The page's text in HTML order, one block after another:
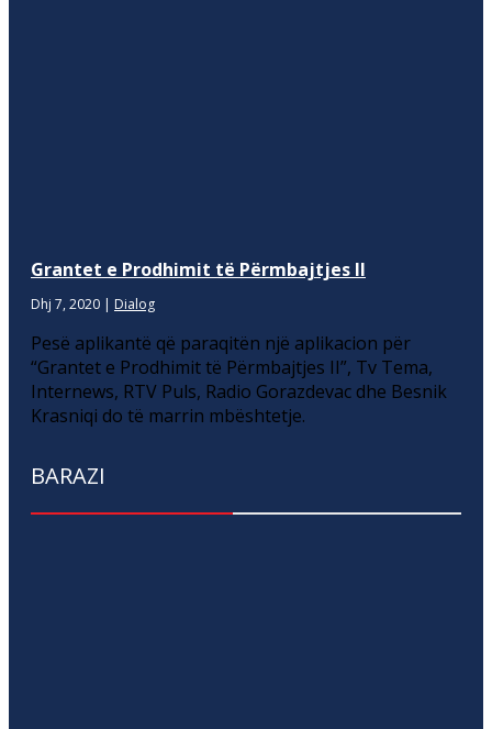
Grantet e Prodhimit të Përmbajtjes II
Dhj 7, 2020 | Dialog
Pesë aplikantë që paraqitën një aplikacion për
“Grantet e Prodhimit të Përmbajtjes II”, Tv Tema,
Internews, RTV Puls, Radio Gorazdevac dhe Besnik
Krasniqi do të marrin mbështetje.
BARAZI